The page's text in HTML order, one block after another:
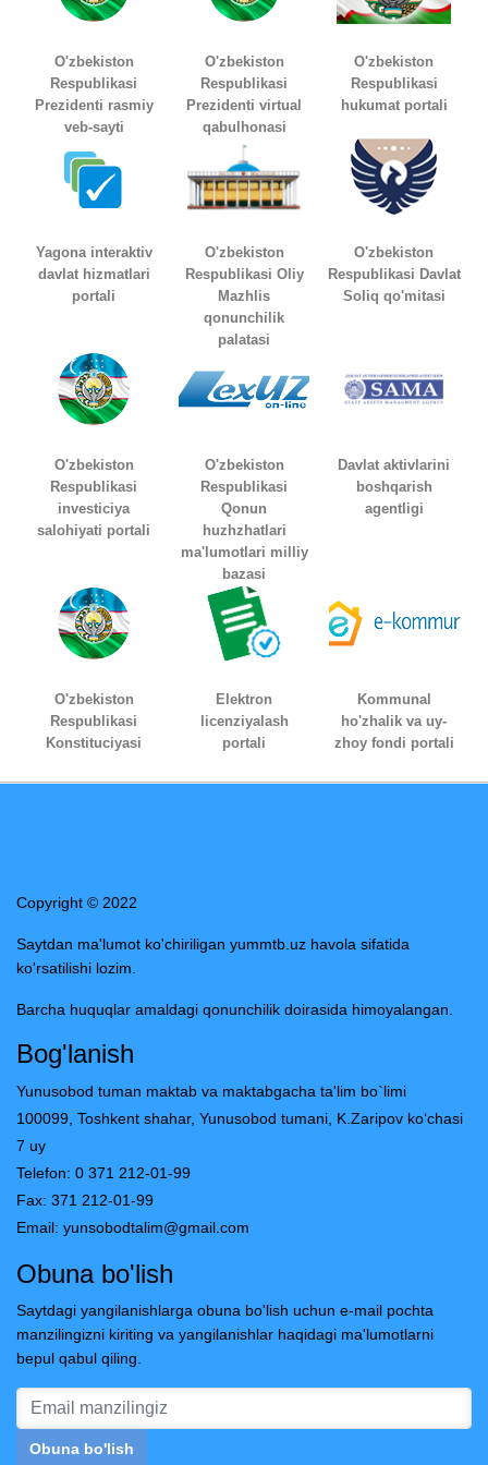
O'zbekiston
Respublikasi
Prezidenti rasmiy
veb-sayti
O'zbekiston
Respublikasi
Prezidenti virtual
qabulhonasi
O'zbekiston
Respublikasi
hukumat portali
Yagona interaktiv
davlat hizmatlari
portali
O'zbekiston
Respublikasi Oliy
Mazhlis
qonunchilik
palatasi
O'zbekiston
Respublikasi Davlat
Soliq qo'mitasi
O'zbekiston
Respublikasi
investiciya
salohiyati portali
O'zbekiston
Respublikasi
Qonun
huzhzhatlari
ma'lumotlari milliy
bazasi
Davlat aktivlarini
boshqarish
agentligi
O'zbekiston
Respublikasi
Konstituciyasi
Elektron
licenziyalash
portali
Kommunal
ho'zhalik va uy-
zhoy fondi portali
Copyright © 2022
Saytdan ma'lumot ko'chiriligan yummtb.uz havola sifatida
ko'rsatilishi lozim.
Barcha huquqlar amaldagi qonunchilik doirasida himoyalangan.
Bog'lanish
Yunusobod tuman maktab va maktabgacha ta'lim bo`limi
100099, Toshkent shahar, Yunusobod tumani, K.Zaripov ko‘chasi
7 uy
Telefon: 0 371 212-01-99
Fax: 371 212-01-99
Email: yunsobodtalim@gmail.com
Obuna bo'lish
Saytdagi yangilanishlarga obuna bo'lish uchun e-mail pochta
manzilingizni kiriting va yangilanishlar haqidagi ma'lumotlarni
bepul qabul qiling.
Obuna bo'lish